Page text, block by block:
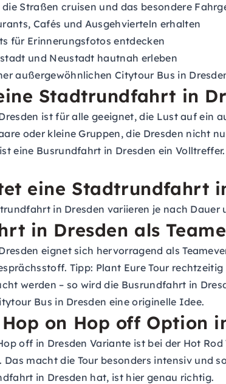
Straßen cruisen und das besondere
Cafés und Ausgehvierteln erhalten
für Erinnerungsfotos entdecken
und Neustadt hautnah erleben
außergewöhnlichen Citytour Bus in
Stadtrundfahrt in
ist für alle geeignet, die Lust auf ein
oder kleine Gruppen, die Dresden nicht
eine Busrundfahrt in Dresden ein
eine Stadtrundfahrt
in Dresden variieren je nach
in Dresden als
eignet sich hervorragend als
Tipp: Plant Eure Tour
werden – so wird die Busrundfahrt in
Bus in Dresden eine originelle Idee.
on Hop off Option
off in Dresden Variante ist bei der Hot
Das macht die Tour besonders intensiv und
in Dresden hat, ist hier genau richtig.